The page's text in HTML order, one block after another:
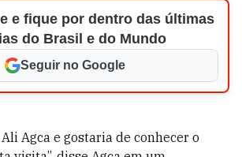
e fique por dentro das últimas
do Brasil e do Mundo
Seguir no Google
Agca e gostaria de conhecer o